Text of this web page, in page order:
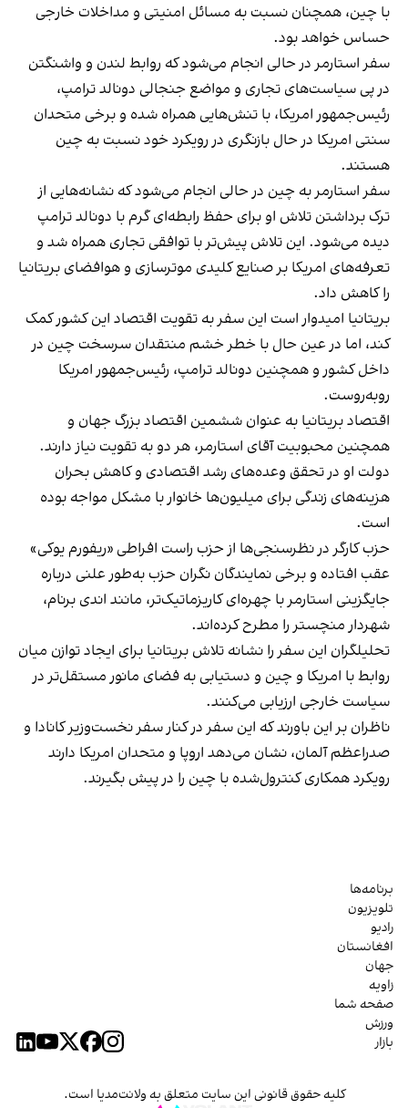
با چین، همچنان نسبت به مسائل امنیتی و مداخلات خارجی
حساس خواهد بود.
سفر استارمر در حالی انجام می‌شود که روابط لندن و واشنگتن
در پی سیاست‌های تجاری و مواضع جنجالی دونالد ترامپ،
رئیس‌جمهور امریکا، با تنش‌هایی همراه شده و برخی متحدان
سنتی امریکا در حال بازنگری در رویکرد خود نسبت به چین
هستند.
سفر استارمر به چین در حالی انجام می‌شود که نشانه‌هایی از
ترک برداشتن تلاش او برای حفظ رابطه‌ای گرم با دونالد ترامپ
دیده می‌شود. این تلاش پیش‌تر با توافقی تجاری همراه شد و
تعرفه‌های امریکا بر صنایع کلیدی موترسازی و هوافضای بریتانیا
را کاهش داد.
بریتانیا امیدوار است این سفر به تقویت اقتصاد این کشور کمک
کند، اما در عین حال با خطر خشم منتقدان سرسخت چین در
داخل کشور و همچنین دونالد ترامپ، رئیس‌جمهور امریکا
روبه‌روست.
اقتصاد بریتانیا به عنوان ششمین اقتصاد بزرگ جهان و
همچنین محبوبیت آقای استارمر، هر دو به تقویت نیاز دارند.
دولت او در تحقق وعده‌های رشد اقتصادی و کاهش بحران
هزینه‌های زندگی برای میلیون‌ها خانوار با مشکل مواجه بوده
است.
حزب کارگر در نظرسنجی‌ها از حزب راست افراطی «ریفورم یوکی»
عقب افتاده و برخی نمایندگان نگران حزب به‌طور علنی درباره
جایگزینی استارمر با چهره‌ای کاریزماتیک‌تر، مانند اندی برنام،
شهردار منچستر را مطرح کرده‌اند.
تحلیلگران این سفر را نشانه تلاش بریتانیا برای ایجاد توازن میان
روابط با امریکا و چین و دستیابی به فضای مانور مستقل‌تر در
سیاست خارجی ارزیابی می‌کنند.
ناظران بر این باورند که این سفر در کنار سفر نخست‌وزیر کانادا و
صدراعظم آلمان، نشان می‌دهد اروپا و متحدان امریکا دارند
رویکرد همکاری کنترول‌شده با چین را در پیش بگیرند.
برنامه‌ها
تلویزیون
رادیو
افغانستان
جهان
زاویه
صفحه شما
ورزش
بازار
کلیه حقوق قانونی این سایت متعلق به ولانت‌مدیا است.